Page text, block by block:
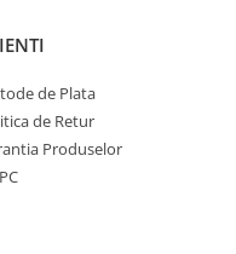
de Plata
de Retur
Produselor